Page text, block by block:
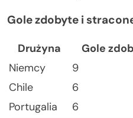
Gole zdobyte i
Drużyna Gole
Niemcy
9
Chile
6
Portugalia
6